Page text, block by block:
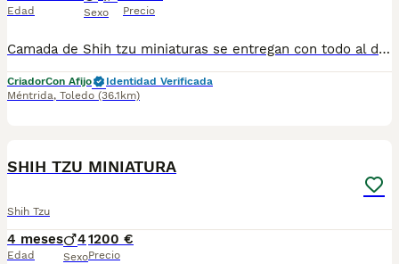
Edad Sexo Precio
Camada de Shih tzu miniaturas se entregan con todo al día en cuanto a vacunación, desparasitación interna y externa, microchip y pasaporte con procedencia lícita de centro canino profesional. Revisión veterinaria. Nos dedicamos profesionalmente al mundo del cachorro desde hace más de 17 años ,centro canino del Valle caprice, es nuestro nombre , criadores profesionales , residencia canina y veterinarios, que mejor sitio para adquirir tu nuevo miembro familiar. Núcleo de cria ES450990000078 Pueden encontrarnos de igual modo en la pagina oficial de la canina de España como uno de los pocos criadores recomendados y registrados , www.rsce.es Los precios son desde más IVA según cachorro, camada y época. Pregunten disponibilidad y precios Pregunten sin compromiso , y le damos cita para venir a ver a los peques a nuestro centro canino, pueden ver nuestras referencias como mejor criadero en Google , y redes sociales así como en nuestra web Web www.delvallecaprice.com
CriadorCon Afijo
Identidad Verificada
Méntrida, Toledo (36.1km)
SHIH TZU MINIATURA
Shih Tzu
4 meses
Edad
4
Sexo
1200 €
Precio